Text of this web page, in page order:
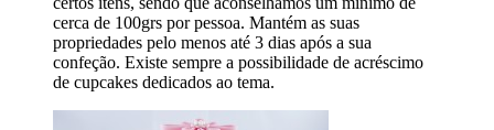
cerca de 100grs por pessoa. Mantém as suas
propriedades pelo menos até 3 dias após a sua
confeção. Existe sempre a possibilidade de acréscimo
de cupcakes dedicados ao tema.